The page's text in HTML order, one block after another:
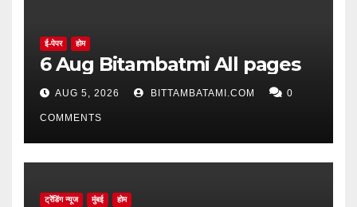
ई-पेपर होम
6 Aug Bitambatmi All pages
AUG 5, 2026 BITTAMBATAMI.COM 0
COMMENTS
ट्रेंडिंग न्यूज मुंबई होम